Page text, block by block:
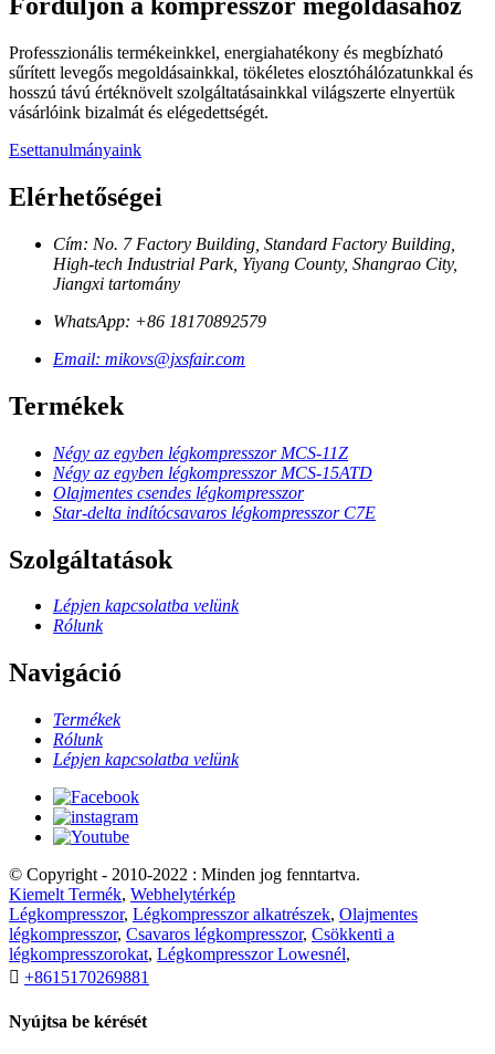
Professzionális termékeinkkel, energiahatékony és megbízható
sűrített levegős megoldásainkkal, tökéletes elosztóhálózatunkkal és
hosszú távú értéknövelt szolgáltatásainkkal világszerte elnyertük
vásárlóink ​​bizalmát és elégedettségét.
Esettanulmányaink
Elérhetőségei
Cím: No. 7 Factory Building, Standard Factory Building,
High-tech Industrial Park, Yiyang County, Shangrao City,
Jiangxi tartomány
WhatsApp: +86 18170892579
Email: mikovs@jxsfair.com
Termékek
Négy az egyben légkompresszor MCS-11Z
Négy az egyben légkompresszor MCS-15ATD
Olajmentes csendes légkompresszor
Star-delta indítócsavaros légkompresszor C7E
Szolgáltatások
Lépjen kapcsolatba velünk
Rólunk
Navigáció
Termékek
Rólunk
Lépjen kapcsolatba velünk
© Copyright - 2010-2022 : Minden jog fenntartva.
Kiemelt Termék, Webhelytérkép
Légkompresszor, Légkompresszor alkatrészek, Olajmentes
légkompresszor, Csavaros légkompresszor, Csökkenti a
légkompresszorokat, Légkompresszor Lowesnél,
 +8615170269881
Nyújtsa be kérését